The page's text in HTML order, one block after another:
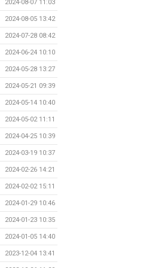
2024-08-07 11:03
2024-08-05 13:42
2024-07-28 08:42
2024-06-24 10:10
2024-05-28 13:27
2024-05-21 09:39
2024-05-14 10:40
2024-05-02 11:11
2024-04-25 10:39
2024-03-19 10:37
2024-02-26 14:21
2024-02-02 15:11
2024-01-29 10:46
2024-01-23 10:35
2024-01-05 14:40
2023-12-04 13:41